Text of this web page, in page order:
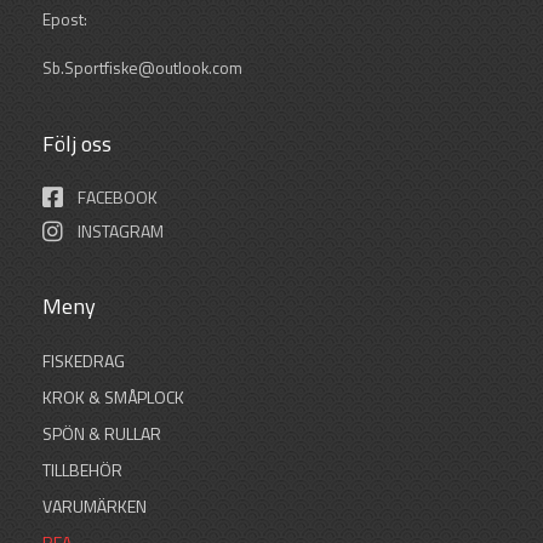
Epost:
Sb.Sportfiske@outlook.com
Följ oss
FACEBOOK
INSTAGRAM
Meny
FISKEDRAG
KROK & SMÅPLOCK
SPÖN & RULLAR
TILLBEHÖR
VARUMÄRKEN